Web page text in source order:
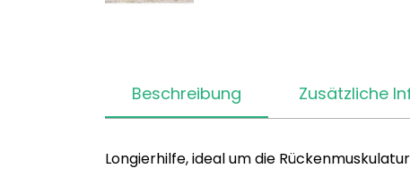
Beschreibung Zusätzliche
Longierhilfe, ideal um die